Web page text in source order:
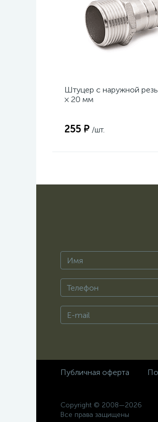
Штуцер с наружной
× 20 мм
255 ₽ /шт.
Публичная оферта
Copyright © 2008—2026
Все права защищены